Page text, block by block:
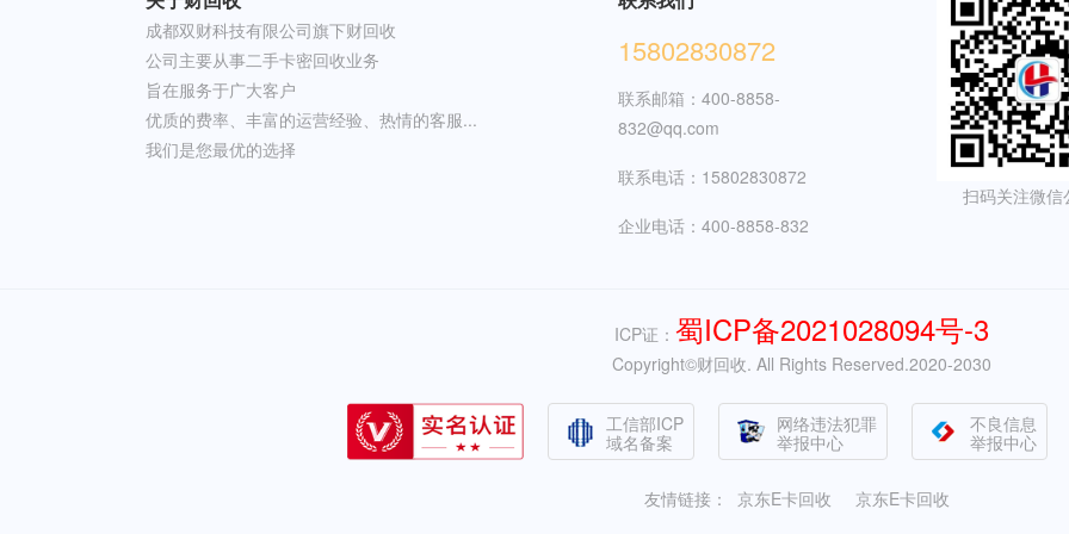
成都双财科技有限公司旗下财回收
公司主要从事二手卡密回收业务
旨在服务于广大客户
优质的费率、丰富的运营经验、热情的客服...
我们是您最优的选择
15802830872
联系邮箱：400-8858-
832@qq.com
联系电话：15802830872
企业电话：400-8858-832
扫码关注微信
ICP证： 蜀ICP备2021028094号-3
Copyright©财回收. All Rights Reserved.2020-2030
工信部ICP
域名备案
网络违法犯罪
举报中心
不良信息
举报中心
友情链接： 京东E卡回收 京东E卡回收